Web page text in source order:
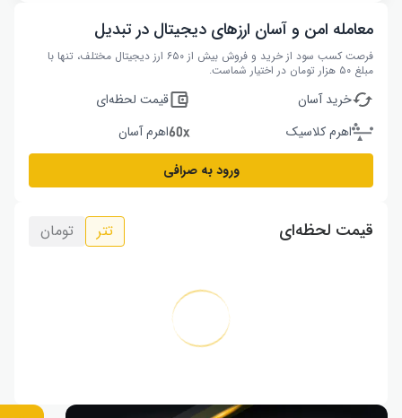
معامله امن و آسان ارزهای دیجیتال در تبدیل
فرصت کسب سود از خرید و فروش بیش از ۶۵۰ ارز دیجیتال مختلف، تنها با
مبلغ ۵۰ هزار تومان در اختیار شماست.
خرید آسان
قیمت لحظه‌ای
اهرم کلاسیک
اهرم آسان
ورود به صرافی
قیمت لحظه‌ای تتر تومان